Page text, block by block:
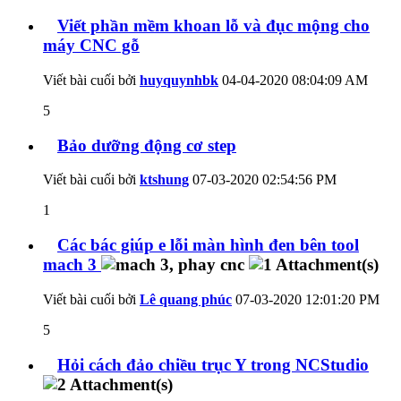
Viết phần mềm khoan lỗ và đục mộng cho
máy CNC gỗ
Viết bài cuối bởi huyquynhbk 04-04-2020 08:04:09 AM
5
Bảo dưỡng động cơ step
Viết bài cuối bởi ktshung 07-03-2020 02:54:56 PM
1
Các bác giúp e lỗi màn hình đen bên tool
mach 3
Viết bài cuối bởi Lê quang phúc 07-03-2020 12:01:20 PM
5
Hỏi cách đảo chiều trục Y trong NCStudio